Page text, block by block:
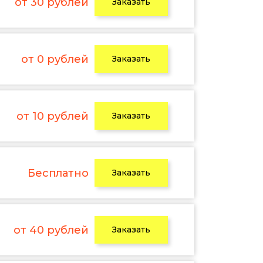
от 0 рублей Заказать
от 10 рублей Заказать
Бесплатно Заказать
от 40 рублей Заказать